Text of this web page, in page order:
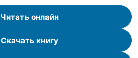
Читать онлайн
Скачать книгу